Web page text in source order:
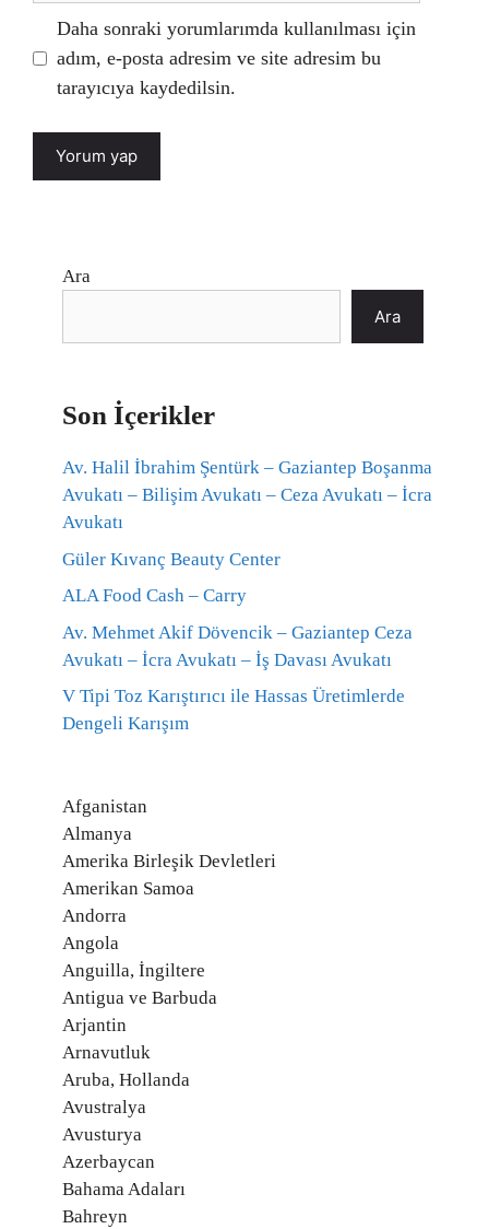
Daha sonraki yorumlarımda kullanılması için
adım, e-posta adresim ve site adresim bu
tarayıcıya kaydedilsin.
Ara
Ara
Son İçerikler
Av. Halil İbrahim Şentürk – Gaziantep Boşanma
Avukatı – Bilişim Avukatı – Ceza Avukatı – İcra
Avukatı
Güler Kıvanç Beauty Center
ALA Food Cash – Carry
Av. Mehmet Akif Dövencik – Gaziantep Ceza
Avukatı – İcra Avukatı – İş Davası Avukatı
V Tipi Toz Karıştırıcı ile Hassas Üretimlerde
Dengeli Karışım
Afganistan
Almanya
Amerika Birleşik Devletleri
Amerikan Samoa
Andorra
Angola
Anguilla, İngiltere
Antigua ve Barbuda
Arjantin
Arnavutluk
Aruba, Hollanda
Avustralya
Avusturya
Azerbaycan
Bahama Adaları
Bahreyn